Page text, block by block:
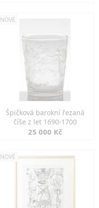
NOVÉ
Špičková barokní řezaná
číše z let 1690-1700
25 000 Kč
NOVÉ